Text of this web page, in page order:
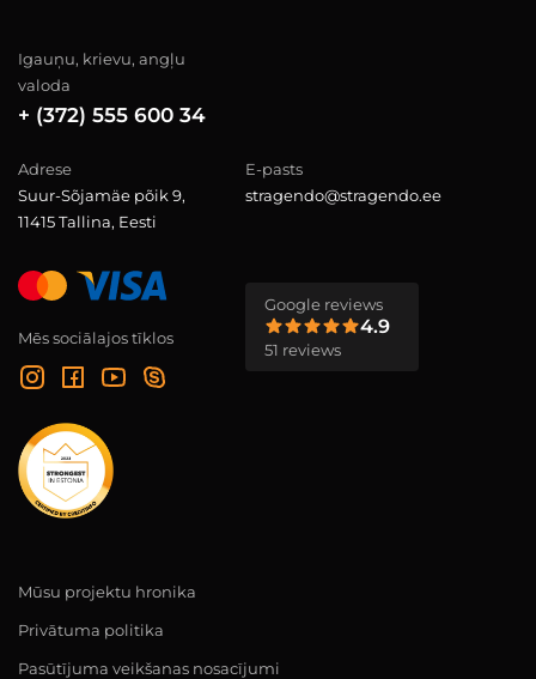
Igauņu, krievu, angļu
valoda
+ (372) 555 600 34
Adrese
Suur-Sõjamäe põik 9,
11415 Tallina, Eesti
E-pasts
stragendo@stragendo.ee
Mēs sociālajos tīklos
Google reviews
4.9
51 reviews
Mūsu projektu hronika
Privātuma politika
Pasūtījuma veikšanas nosacījumi